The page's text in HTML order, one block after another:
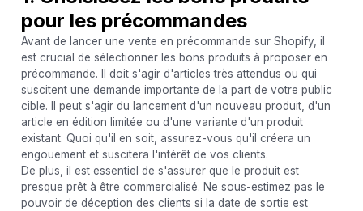
pour les précommandes
Avant de lancer une vente en précommande sur Shopify, il
est crucial de sélectionner les bons produits à proposer en
précommande. Il doit s'agir d'articles très attendus ou qui
suscitent une demande importante de la part de votre public
cible. Il peut s'agir du lancement d'un nouveau produit, d'un
article en édition limitée ou d'une variante d'un produit
existant. Quoi qu'il en soit, assurez-vous qu'il créera un
engouement et suscitera l'intérêt de vos clients.
De plus, il est essentiel de s'assurer que le produit est
presque prêt à être commercialisé. Ne sous-estimez pas le
pouvoir de déception des clients si la date de sortie est